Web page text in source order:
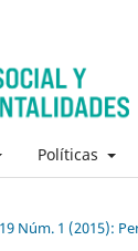
Políticas
Núm. 1 (2015):